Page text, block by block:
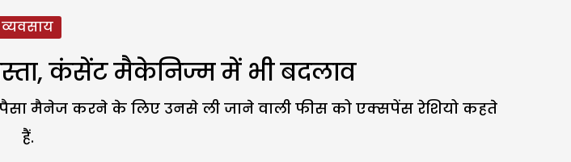
व्यवसाय
कंसेंट मैकेनिज्म में भी बदलाव
मैनेज करने के लिए उनसे ली जाने वाली फीस को एक्सपेंस रेशियो कहते
हैं.